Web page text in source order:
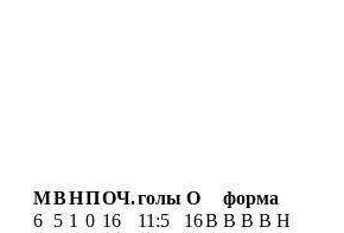
МВНПОЧ.голы О
форма
6 5 1 0 16 11:5 16В В В В Н